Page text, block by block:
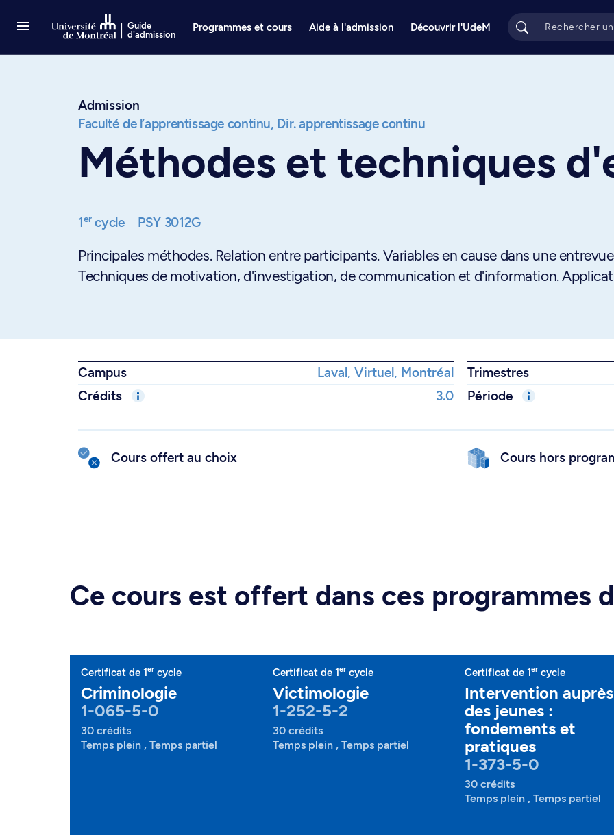
Guide
d'admission
Programmes et cours Aide à l'admission Découvrir l'UdeM
Admission
Faculté de l’apprentissage continu, Dir. apprentissage continu
Méthodes et techniques
1ercycle PSY 3012G
Principales méthodes. Relation entre participants. Variables en cause dans une
Techniques de motivation, d'investigation, de communication et d'information.
Campus Laval, Virtuel, Montréal Trimestres
Crédits
3.0 Période
Cours offert au choix Cours hors
Ce cours est offert dans ces programmes
Certificat de 1er cycle
Criminologie
1-065-5-0
30 crédits
Temps plein , Temps partiel
Certificat de 1er cycle
Victimologie
1-252-5-2
30 crédits
Temps plein , Temps partiel
Certificat de 1er cycle
Intervention auprès
des jeunes :
fondements et
pratiques
1-373-5-0
30 crédits
Temps plein , Temps partiel